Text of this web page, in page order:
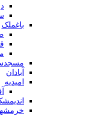
باغملک
آبادان
امیدیه